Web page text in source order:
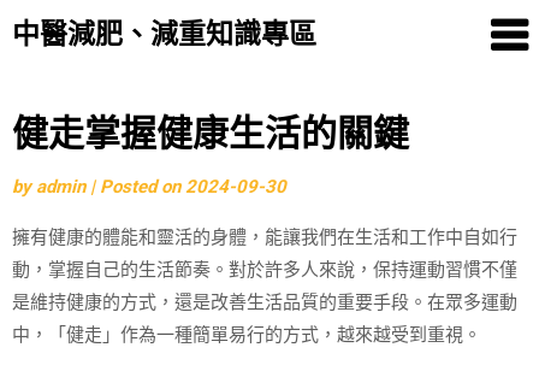
中醫減肥、減重知識專區
Skip
to
content
健走掌握健康生活的關鍵
byadmin | Posted on2024-09-30
擁有健康的體能和靈活的身體，能讓我們在生活和工作中自如行
動，掌握自己的生活節奏。對於許多人來說，保持運動習慣不僅
是維持健康的方式，還是改善生活品質的重要手段。在眾多運動
中，「健走」作為一種簡單易行的方式，越來越受到重視。